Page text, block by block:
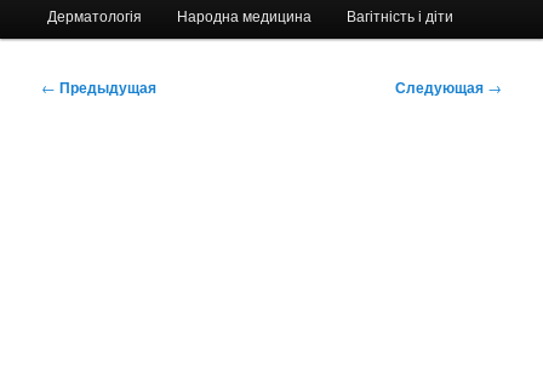
Дерматологія Народна медицина Вагітність і діти
Навигация
← Предыдущая Следующая →